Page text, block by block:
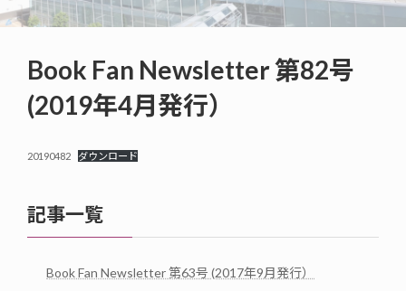
ッ
プ
移
動
Book Fan Newsletter 第82号
(2019年4月発行）
20190482 ダウンロード
記事一覧
Book Fan Newsletter 第63号 (2017年9月発行）